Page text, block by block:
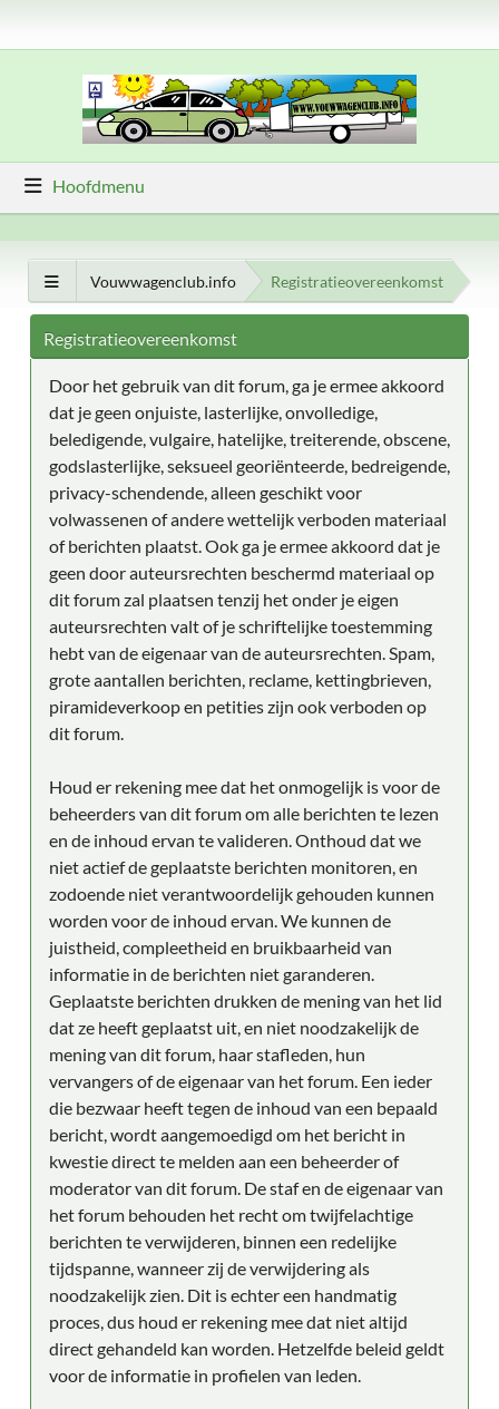
Hoofdmenu
Vouwwagenclub.info Registratieovereenkomst
Registratieovereenkomst
Door het gebruik van dit forum, ga je ermee akkoord
dat je geen onjuiste, lasterlijke, onvolledige,
beledigende, vulgaire, hatelijke, treiterende, obscene,
godslasterlijke, seksueel georiënteerde, bedreigende,
privacy-schendende, alleen geschikt voor
volwassenen of andere wettelijk verboden materiaal
of berichten plaatst. Ook ga je ermee akkoord dat je
geen door auteursrechten beschermd materiaal op
dit forum zal plaatsen tenzij het onder je eigen
auteursrechten valt of je schriftelijke toestemming
hebt van de eigenaar van de auteursrechten. Spam,
grote aantallen berichten, reclame, kettingbrieven,
piramideverkoop en petities zijn ook verboden op
dit forum.
Houd er rekening mee dat het onmogelijk is voor de
beheerders van dit forum om alle berichten te lezen
en de inhoud ervan te valideren. Onthoud dat we
niet actief de geplaatste berichten monitoren, en
zodoende niet verantwoordelijk gehouden kunnen
worden voor de inhoud ervan. We kunnen de
juistheid, compleetheid en bruikbaarheid van
informatie in de berichten niet garanderen.
Geplaatste berichten drukken de mening van het lid
dat ze heeft geplaatst uit, en niet noodzakelijk de
mening van dit forum, haar stafleden, hun
vervangers of de eigenaar van het forum. Een ieder
die bezwaar heeft tegen de inhoud van een bepaald
bericht, wordt aangemoedigd om het bericht in
kwestie direct te melden aan een beheerder of
moderator van dit forum. De staf en de eigenaar van
het forum behouden het recht om twijfelachtige
berichten te verwijderen, binnen een redelijke
tijdspanne, wanneer zij de verwijdering als
noodzakelijk zien. Dit is echter een handmatig
proces, dus houd er rekening mee dat niet altijd
direct gehandeld kan worden. Hetzelfde beleid geldt
voor de informatie in profielen van leden.